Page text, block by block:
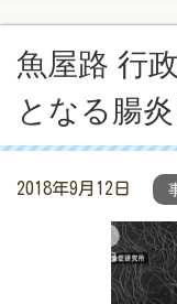
魚屋路 行
となる腸
2018年9月12日